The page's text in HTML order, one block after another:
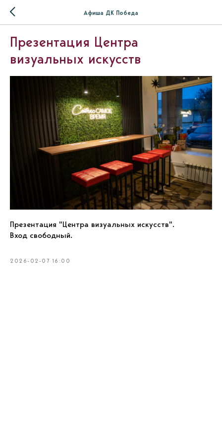
Афиша ДК Победа
Презентация Центра
визуальных искусств
Презентация "Центра визуальных искусств".
Вход свободный.
2026-02-07 16:00